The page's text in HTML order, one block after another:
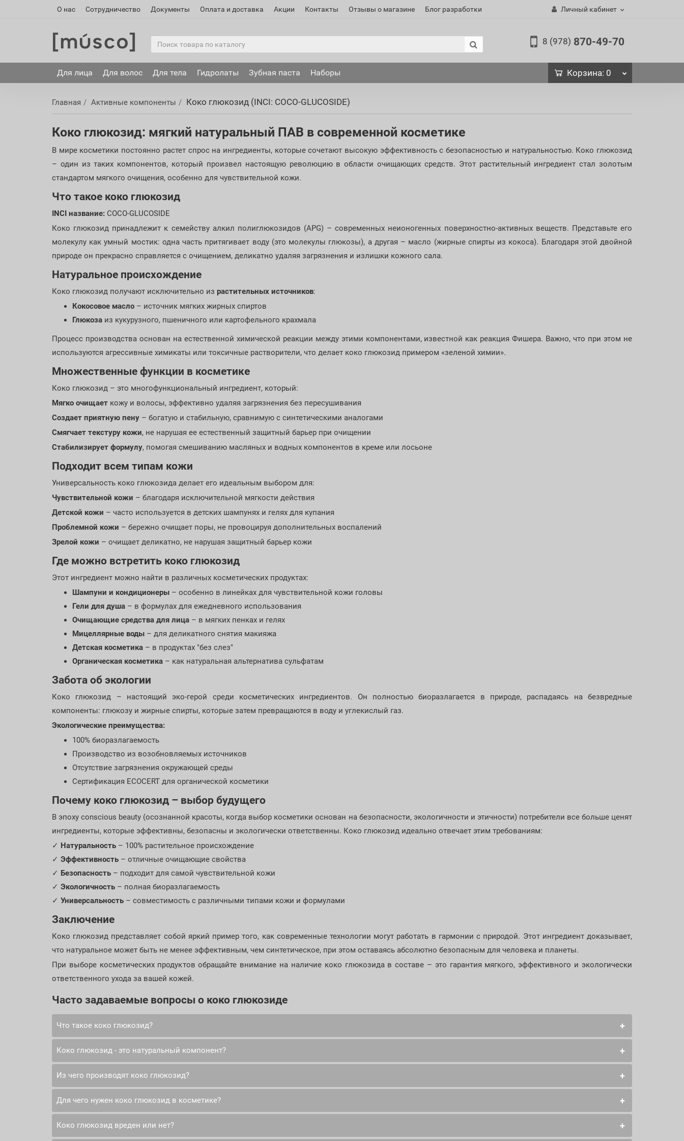
О нас Сотрудничество Документы Оплата и доставка Акции Контакты Отзывы о магазине Блог разработки Личный кабинет
8 (978) 870-49-70
Для лица Для волос Для тела Гидролаты Зубная паста Наборы Корзина: 0
Главная Активные компоненты Коко глюкозид (INCI: COCO-GLUCOSIDE)
Коко глюкозид: мягкий натуральный ПАВ в современной косметике
В мире косметики постоянно растет спрос на ингредиенты, которые сочетают высокую эффективность с безопасностью и натуральностью. Коко глюкозид
– один из таких компонентов, который произвел настоящую революцию в области очищающих средств. Этот растительный ингредиент стал золотым
стандартом мягкого очищения, особенно для чувствительной кожи.
Что такое коко глюкозид
INCI название: COCO-GLUCOSIDE
Коко глюкозид принадлежит к семейству алкил полиглюкозидов (APG) – современных неионогенных поверхностно-активных веществ. Представьте его
молекулу как умный мостик: одна часть притягивает воду (это молекулы глюкозы), а другая – масло (жирные спирты из кокоса). Благодаря этой двойной
природе он прекрасно справляется с очищением, деликатно удаляя загрязнения и излишки кожного сала.
Натуральное происхождение
Коко глюкозид получают исключительно из растительных источников:
Кокосовое масло – источник мягких жирных спиртов
Глюкоза из кукурузного, пшеничного или картофельного крахмала
Процесс производства основан на естественной химической реакции между этими компонентами, известной как реакция Фишера. Важно, что при этом не
используются агрессивные химикаты или токсичные растворители, что делает коко глюкозид примером «зеленой химии».
Множественные функции в косметике
Коко глюкозид – это многофункциональный ингредиент, который:
Мягко очищает кожу и волосы, эффективно удаляя загрязнения без пересушивания
Создает приятную пену – богатую и стабильную, сравнимую с синтетическими аналогами
Смягчает текстуру кожи, не нарушая ее естественный защитный барьер при очищении
Стабилизирует формулу, помогая смешиванию масляных и водных компонентов в креме или лосьоне
Подходит всем типам кожи
Универсальность коко глюкозида делает его идеальным выбором для:
Чувствительной кожи – благодаря исключительной мягкости действия
Детской кожи – часто используется в детских шампунях и гелях для купания
Проблемной кожи – бережно очищает поры, не провоцируя дополнительных воспалений
Зрелой кожи – очищает деликатно, не нарушая защитный барьер кожи
Где можно встретить коко глюкозид
Этот ингредиент можно найти в различных косметических продуктах:
Шампуни и кондиционеры – особенно в линейках для чувствительной кожи головы
Гели для душа – в формулах для ежедневного использования
Очищающие средства для лица – в мягких пенках и гелях
Мицеллярные воды – для деликатного снятия макияжа
Детская косметика – в продуктах "без слез"
Органическая косметика – как натуральная альтернатива сульфатам
Забота об экологии
Коко глюкозид – настоящий эко-герой среди косметических ингредиентов. Он полностью биоразлагается в природе, распадаясь на безвредные
компоненты: глюкозу и жирные спирты, которые затем превращаются в воду и углекислый газ.
Экологические преимущества:
100% биоразлагаемость
Производство из возобновляемых источников
Отсутствие загрязнения окружающей среды
Сертификация ECOCERT для органической косметики
Почему коко глюкозид – выбор будущего
В эпоху conscious beauty (осознанной красоты, когда выбор косметики основан на безопасности, экологичности и этичности) потребители все больше ценят
ингредиенты, которые эффективны, безопасны и экологически ответственны. Коко глюкозид идеально отвечает этим требованиям:
✓ Натуральность – 100% растительное происхождение
✓ Эффективность – отличные очищающие свойства
✓ Безопасность – подходит для самой чувствительной кожи
✓ Экологичность – полная биоразлагаемость
✓ Универсальность – совместимость с различными типами кожи и формулами
Заключение
Коко глюкозид представляет собой яркий пример того, как современные технологии могут работать в гармонии с природой. Этот ингредиент доказывает,
что натуральное может быть не менее эффективным, чем синтетическое, при этом оставаясь абсолютно безопасным для человека и планеты.
При выборе косметических продуктов обращайте внимание на наличие коко глюкозида в составе – это гарантия мягкого, эффективного и экологически
ответственного ухода за вашей кожей.
Часто задаваемые вопросы о коко глюкозиде
Что такое коко глюкозид? +
Это мягкое очищающее вещество растительного происхождения из семейства алкил полиглюкозидов. Его молекула работает как умный мостик -
Коко глюкозид - это натуральный компонент? +
Да, это полностью натуральный компонент. Его получают только из растительных источников - кокосового масла и глюкозы из кукурузного,
Из чего производят коко глюкозид? +
Производят из двух природных компонентов: мягких жирных спиртов кокосового масла и глюкозы из растительных крахмалов. Эти вещества
Для чего нужен коко глюкозид в косметике? +
Он выполняет сразу несколько функций: мягко очищает кожу и волосы, создает приятную стабильную пену, смягчает текстуру кожи, не нарушая
Коко глюкозид вреден или нет? +